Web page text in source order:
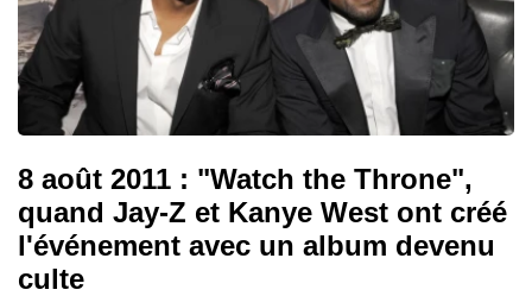
8 août 2011 : "Watch the Throne",
quand Jay-Z et Kanye West ont créé
l'événement avec un album devenu
culte